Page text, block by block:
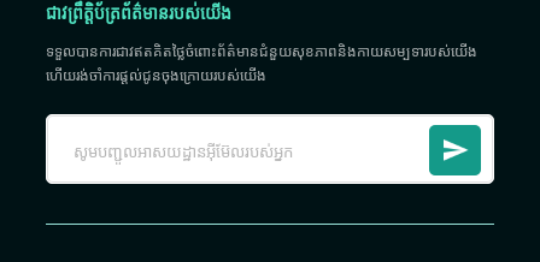
ជាវព្រឹត្តិប័ត្រព័ត៌មានរបស់យើង
ទទួលបានការជាវឥតគិតថ្លៃចំពោះព័ត៌មានជំនួយសុខភាពនិងកាយសម្បទារបស់យើង
ហើយរង់ចាំការផ្តល់ជូនចុងក្រោយរបស់យើង